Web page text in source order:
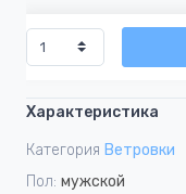
Характеристика
Категория Ветровки
Пол: мужской